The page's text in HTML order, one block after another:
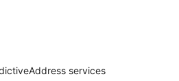
services